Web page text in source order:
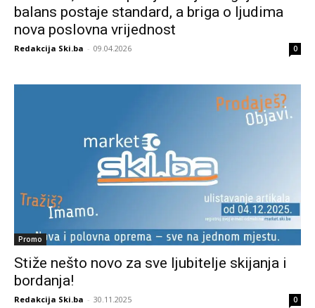
balans postaje standard, a briga o ljudima
nova poslovna vrijednost
Redakcija Ski.ba - 09.04.2026 0
Promo
Stiže nešto novo za sve ljubitelje skijanja i
bordanja!
Redakcija Ski.ba - 30.11.2025 0